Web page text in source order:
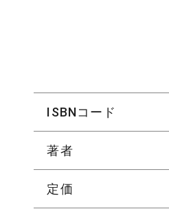
ISBNコード
著者
定価